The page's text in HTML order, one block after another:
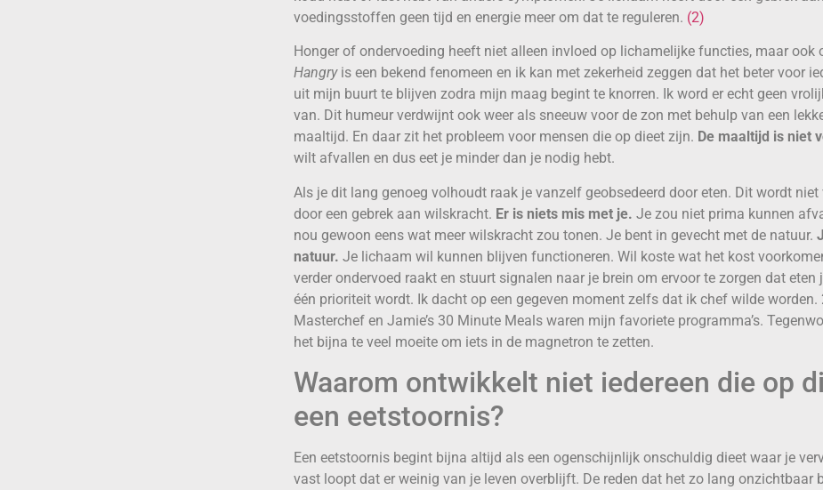
voedingsstoffen geen tijd en energie meer om dat te reguleren. (2)
Honger of ondervoeding heeft niet alleen invloed op lichamelijke functies, maar ook
Hangryis een bekend fenomeen en ik kan met zekerheid zeggen dat het beter voor
uit mijn buurt te blijven zodra mijn maag begint te knorren. Ik word er echt geen
van. Dit humeur verdwijnt ook weer als sneeuw voor de zon met behulp van een
maaltijd. En daar zit het probleem voor mensen die op dieet zijn. De maaltijd is niet
wilt afvallen en dus eet je minder dan je nodig hebt.
Als je dit lang genoeg volhoudt raak je vanzelf geobsedeerd door eten. Dit wordt
door een gebrek aan wilskracht. Er is niets mis met je. Je zou niet prima kunnen
nou gewoon eens wat meer wilskracht zou tonen. Je bent in gevecht met de natuur.
natuur. Je lichaam wil kunnen blijven functioneren. Wil koste wat het kost
verder ondervoed raakt en stuurt signalen naar je brein om ervoor te zorgen dat eten
één prioriteit wordt. Ik dacht op een gegeven moment zelfs dat ik chef wilde worden.
Masterchef en Jamie’s 30 Minute Meals waren mijn favoriete programma’s.
het bijna te veel moeite om iets in de magnetron te zetten.
Waarom ontwikkelt niet iedereen die op
een eetstoornis?
Een eetstoornis begint bijna altijd als een ogenschijnlijk onschuldig dieet waar je
vast loopt dat er weinig van je leven overblijft. De reden dat het zo lang onzichtbaar